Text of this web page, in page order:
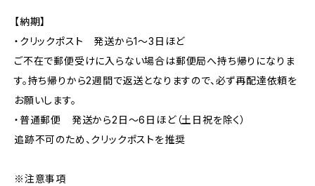
【納期】
・クリックポスト 発送から1〜3日ほど
ご不在で郵便受けに入らない場合は郵便局へ持ち帰りになりま
す。持ち帰りから2週間で返送となりますので、必ず再配達依頼を
お願いします。
・普通郵便 発送から2日〜6日ほど（土日祝を除く）
追跡不可のため、クリックポストを推奨
※注意事項